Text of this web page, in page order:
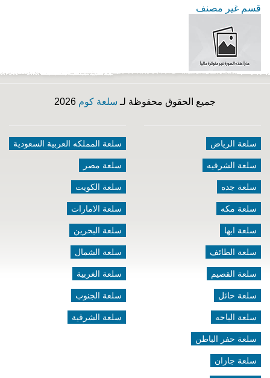
قسم غير مصنف
جميع الحقوق محفوظة لـ سلعة كوم
سلعة الرياض
سلعة الشرقيه
سلعة جده
سلعة مكه
سلعة ابها
سلعة الطائف
سلعة القصيم
سلعة حائل
سلعة الباحه
سلعة حفر الباطن
سلعة جازان
سلعة المملكه العربية السعودية
سلعة مصر
سلعة الكويت
سلعة الامارات
سلعة البحرين
سلعة الشمال
سلعة الغربية
سلعة الجنوب
سلعة الشرقية